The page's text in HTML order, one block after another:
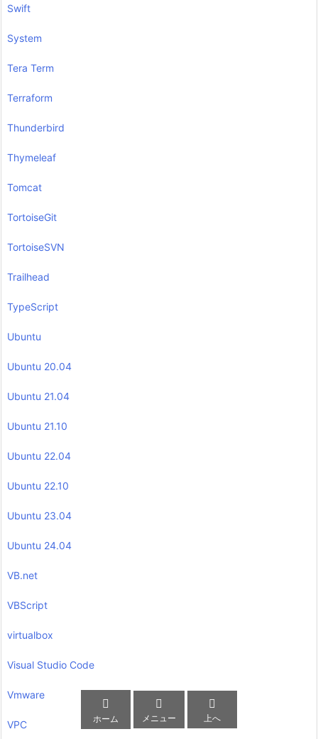
Swift
System
Tera Term
Terraform
Thunderbird
Thymeleaf
Tomcat
TortoiseGit
TortoiseSVN
Trailhead
TypeScript
Ubuntu
Ubuntu 20.04
Ubuntu 21.04
Ubuntu 21.10
Ubuntu 22.04
Ubuntu 22.10
Ubuntu 23.04
Ubuntu 24.04
VB.net
VBScript
virtualbox
Visual Studio Code
Vmware
VPC

ホーム

メニュー

上へ